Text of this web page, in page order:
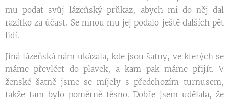
mu podat svůj lázeňský průkaz, abych mi do něj dal
razítko za účast. Se mnou mu jej podalo ještě dalších pět
lidí.
Jiná lázeňská nám ukázala, kde jsou šatny, ve kterých se
máme převléct do plavek, a kam pak máme přijít. V
ženské šatně jsme se míjely s předchozím turnusem,
takže tam bylo poměrně těsno. Dobře jsem udělala, že